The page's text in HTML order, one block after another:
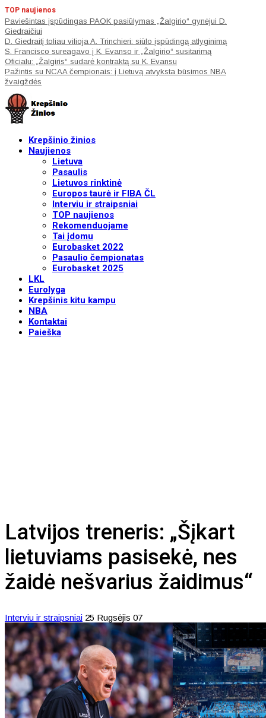
TOP naujienos
Paviešintas įspūdingas PAOK pasiūlymas „Žalgirio“ gynėjui D.
Giedraičiui
D. Giedraitį toliau vilioja A. Trinchieri: siūlo įspūdingą atlyginimą
S. Francisco sureagavo į K. Evanso ir „Žalgirio“ susitarimą
Oficialu: „Žalgiris“ sudarė kontraktą su K. Evansu
Pažintis su NCAA čempionais: į Lietuvą atvyksta būsimos NBA
žvaigždės
Krepšinio žinios
Naujienos
Lietuva
Pasaulis
Lietuvos rinktinė
Europos taurė ir FIBA ČL
Interviu ir straipsniai
TOP naujienos
Rekomenduojame
Tai įdomu
Eurobasket 2022
Pasaulio čempionatas
Eurobasket 2025
LKL
Eurolyga
Krepšinis kitu kampu
NBA
Kontaktai
Paieška
Latvijos treneris: „Šįkart
lietuviams pasisekė, nes
žaidė nešvarius žaidimus“
Interviu ir straipsniai 25 Rugsėjis 07